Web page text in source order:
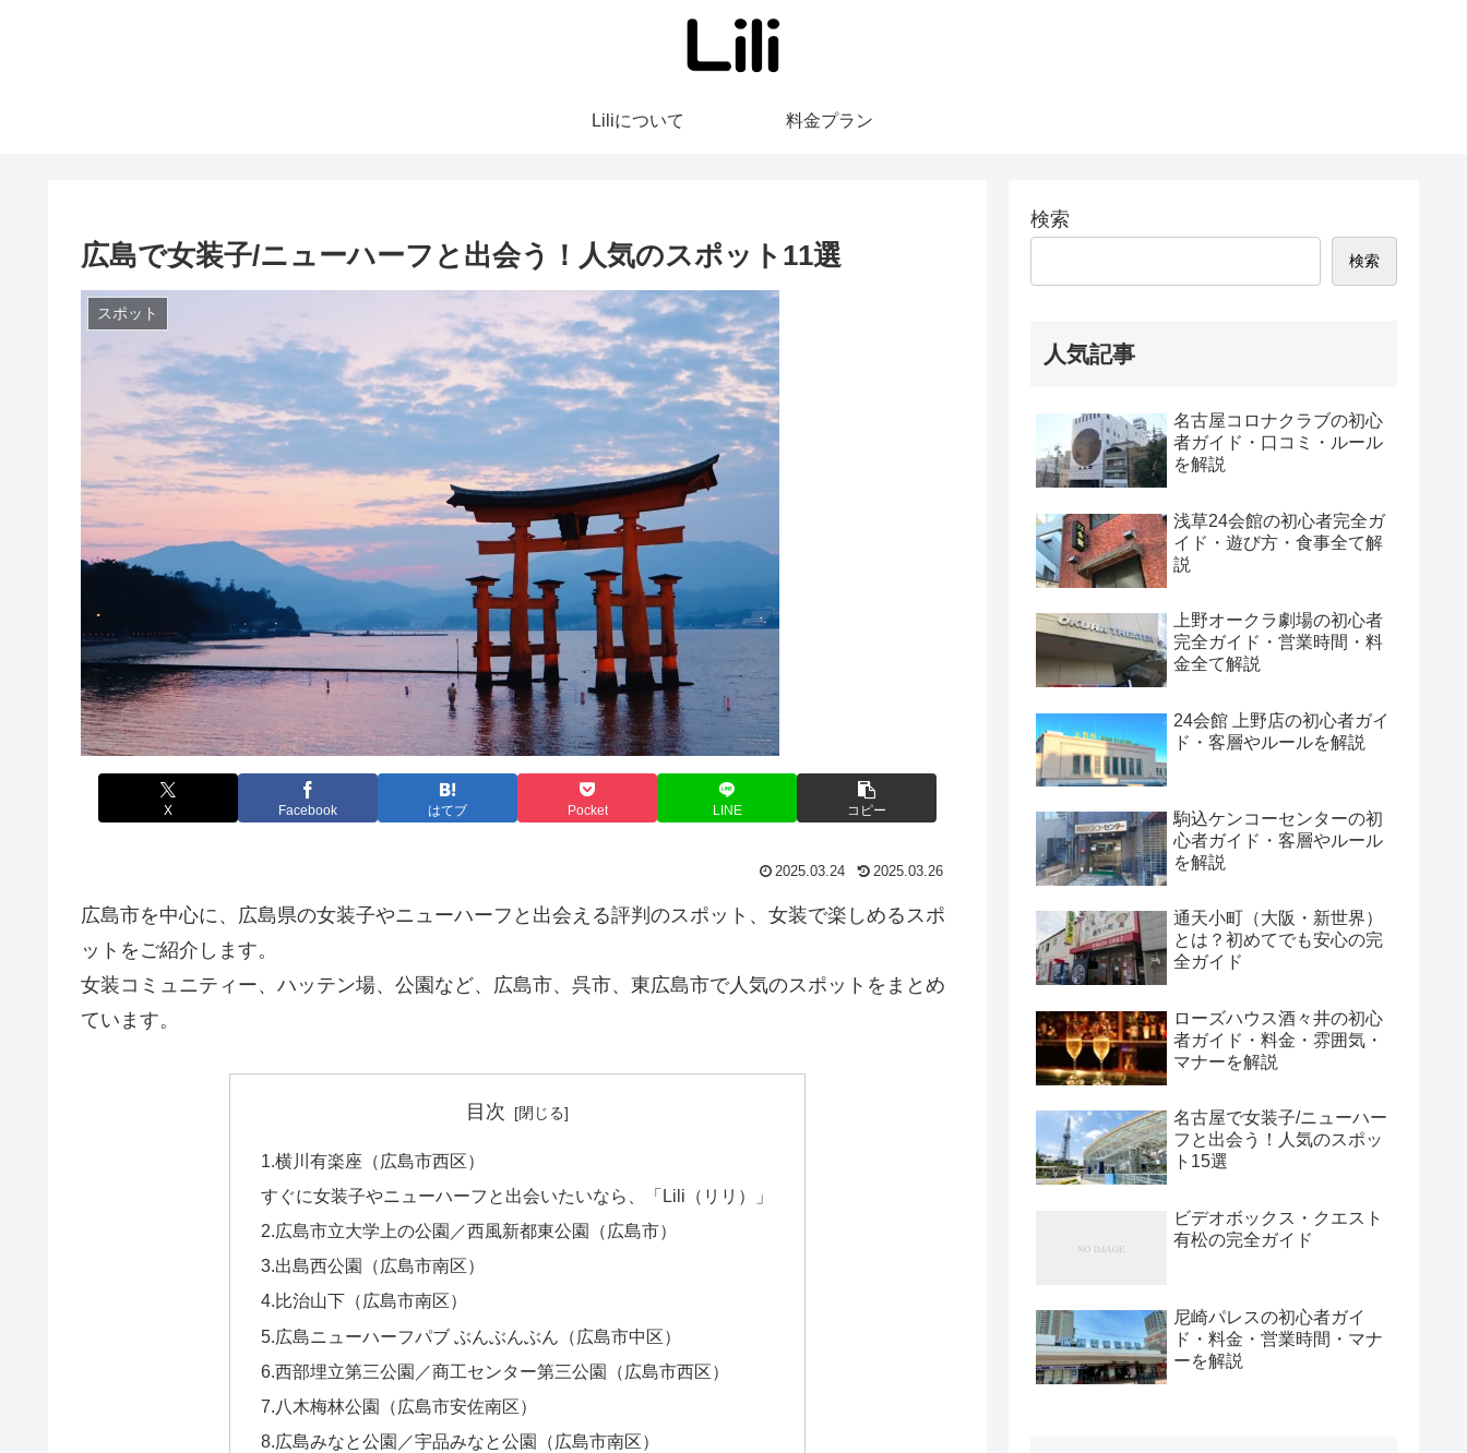
Liliについて 料金プラン
広島で女装子/ニューハーフと出会う！人気のスポット11選
スポット
X Facebook はてブ Pocket LINE コピー
2025.03.24 2025.03.26
広島市を中心に、広島県の女装子やニューハーフと出会える評判のスポット、女装で楽しめるスポ
ットをご紹介します。
女装コミュニティー、ハッテン場、公園など、広島市、呉市、東広島市で人気のスポットをまとめ
ています。
目次
1.横川有楽座（広島市西区）
すぐに女装子やニューハーフと出会いたいなら、「Lili（リリ）」
2.広島市立大学上の公園／西風新都東公園（広島市）
3.出島西公園（広島市南区）
4.比治山下（広島市南区）
5.広島ニューハーフパブ ぶんぶんぶん（広島市中区）
6.西部埋立第三公園／商工センター第三公園（広島市西区）
7.八木梅林公園（広島市安佐南区）
8.広島みなと公園／宇品みなと公園（広島市南区）
検索
検索
人気記事
名古屋コロナクラブの初心
者ガイド・口コミ・ルール
を解説
浅草24会館の初心者完全ガ
イド・遊び方・食事全て解
説
上野オークラ劇場の初心者
完全ガイド・営業時間・料
金全て解説
24会館 上野店の初心者ガイ
ド・客層やルールを解説
駒込ケンコーセンターの初
心者ガイド・客層やルール
を解説
通天小町（大阪・新世界）
とは？初めてでも安心の完
全ガイド
ローズハウス酒々井の初心
者ガイド・料金・雰囲気・
マナーを解説
名古屋で女装子/ニューハー
フと出会う！人気のスポッ
ト15選
ビデオボックス・クエスト
有松の完全ガイド
尼崎パレスの初心者ガイ
ド・料金・営業時間・マナ
ーを解説